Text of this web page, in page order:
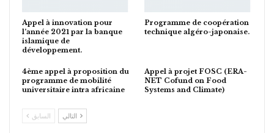
Appel à innovation pour
l’année 2021 par la banque
islamique de
développement.
Programme de coopération
technique algéro-japonaise.
4ème appel à proposition du
programme de mobilité
universitaire intra africaine
Appel à projet FOSC (ERA-
NET Cofund on Food
Systems and Climate)
السابق